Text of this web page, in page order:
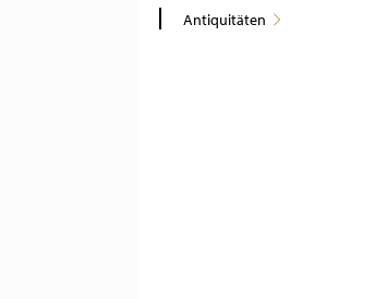
Antiquitäten